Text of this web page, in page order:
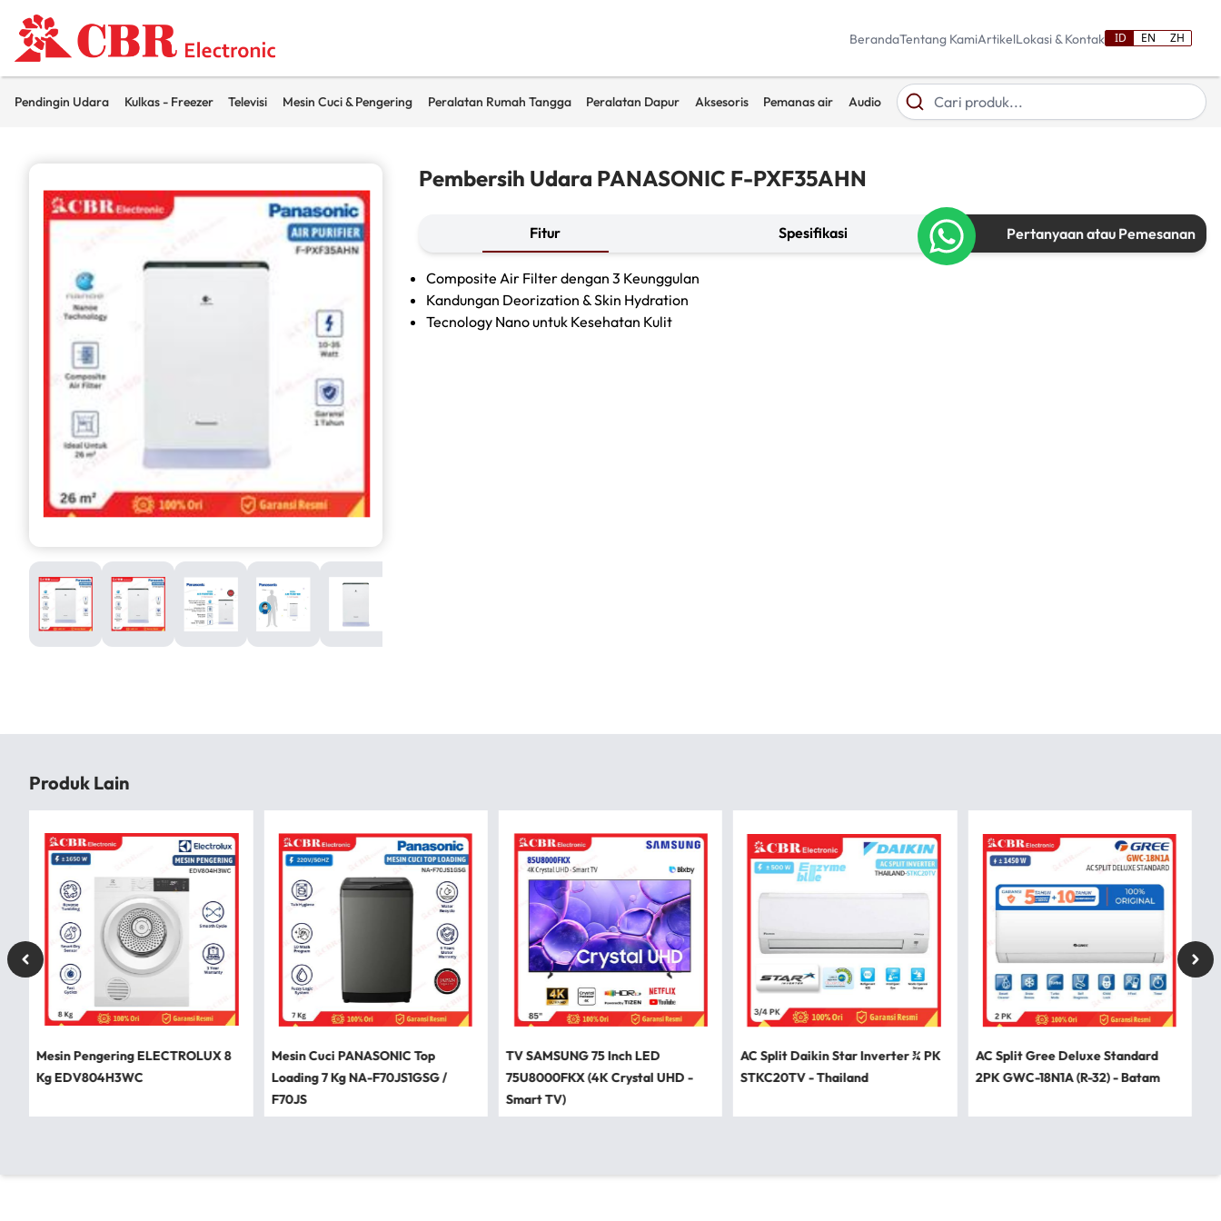
BerandaTentang KamiArtikelLokasi & Kontak ID EN ZH
Pendingin Udara Kulkas - Freezer Televisi Mesin Cuci & Pengering Peralatan Rumah Tangga Peralatan Dapur Aksesoris Pemanas air Audio
Pembersih Udara PANASONIC F-PXF35AHN
Fitur Spesifikasi Pertanyaan atau Pemesanan
Composite Air Filter dengan 3 Keunggulan
Kandungan Deorization & Skin Hydration
Tecnology Nano untuk Kesehatan Kulit
Produk Lain
TV SAMSUNG 75 Inch LED
75U8000FKX (4K Crystal UHD -
Smart TV)
AC Split Daikin Star Inverter ¾ PK
STKC20TV - Thailand
AC Split Gree Deluxe Standard
2PK GWC-18N1A (R-32) - Batam
Mesin Pengering ELECTROLUX 8
Kg EDV804H3WC
Mesin Cuci PANASONIC Top
Loading 7 Kg NA-F70JS1GSG /
F70JS